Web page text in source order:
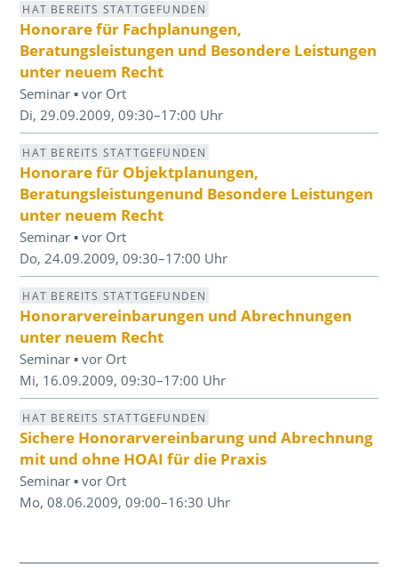
HAT BEREITS STATTGEFUNDEN
Honorare für Fachplanungen,
Beratungsleistungen und Besondere Leistungen
unter neuem Recht
Seminar ▪ vor Ort
Di, 29.09.2009, 09:30–17:00 Uhr
HAT BEREITS STATTGEFUNDEN
Honorare für Objektplanungen,
Beratungsleistungenund Besondere Leistungen
unter neuem Recht
Seminar ▪ vor Ort
Do, 24.09.2009, 09:30–17:00 Uhr
HAT BEREITS STATTGEFUNDEN
Honorarvereinbarungen und Abrechnungen
unter neuem Recht
Seminar ▪ vor Ort
Mi, 16.09.2009, 09:30–17:00 Uhr
HAT BEREITS STATTGEFUNDEN
Sichere Honorarvereinbarung und Abrechnung
mit und ohne HOAI für die Praxis
Seminar ▪ vor Ort
Mo, 08.06.2009, 09:00–16:30 Uhr